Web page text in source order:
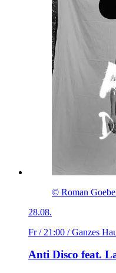
© Roman
28.08.
Fr / 21:00 / Ganzes
Anti Disco feat.